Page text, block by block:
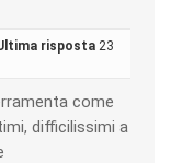
risposta 23
come
difficilissimi a